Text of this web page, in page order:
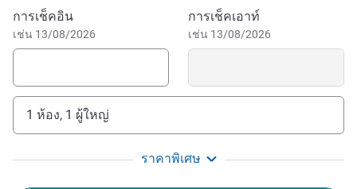
หัวลำโพงอันเงียบสงบ และถนนสีลมอันมีชีวิตชีวา สัมผัสการ
ผสมผสานของประวัติศาสตร์และเมืองที่น่าตื่นตาตื่นใจใน
เมืองหลวงที่มีชีวิตชีวาของไทย
ขอต้อนรับสู่เมอร์เคียว สุรวงศ์ หัวใจแห่งความมีชีวิตชีวา
ของกรุงเทพ เราสัญญาว่าการเข้าพักของคุณจะไม่เหมือนกับ
ที่อื่น ตั้งแต่อาหารจีนชั้นยอดของเราไปจนถึงทิวทัศน์ของ
ทุกก้าว เพลิดเพลินกับการเดินทางกับเรา
จองโรงแรมนี้
การเช็คอิน
เช่น 13/08/2026
การเช็คเอาท์
เช่น 13/08/2026
1 ห้อง, 1 ผู้ใหญ่
ราคาพิเศษ